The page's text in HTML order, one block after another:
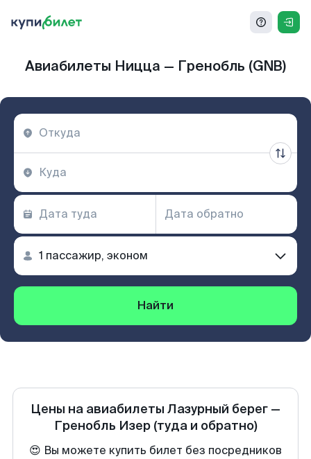
Авиабилеты Ницца — Гренобль (GNB)
Найти
Цены на авиабилеты Лазурный берег —
Гренобль Изер (туда и обратно)
😍 Вы можете купить билет без посредников